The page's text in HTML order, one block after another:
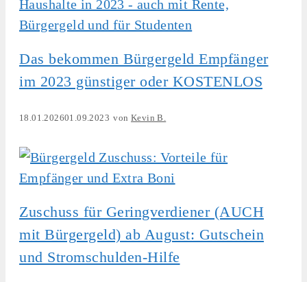
Das bekommen Bürgergeld Empfänger
im 2023 günstiger oder KOSTENLOS
18.01.202601.09.2023 vonKevin B.
Zuschuss für Geringverdiener (AUCH
mit Bürgergeld) ab August: Gutschein
und Stromschulden-Hilfe